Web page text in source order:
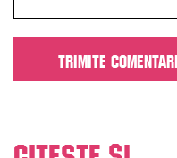
Citeste și